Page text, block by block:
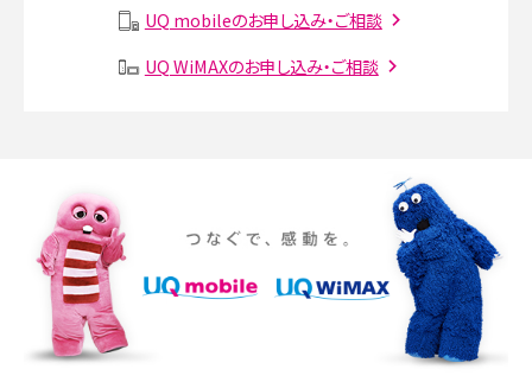
SMSとは？料金やできること、注意点や届かない時の対処法を解説
iPhone 16eとiPhone SE（第3世代）の違いは？サイズやスペックを比較して解説
iPhone 16eとiPhone 14を徹底比較！スペック・機能の違いをわかりやすく紹介
iPhone 16シリーズのモデルを比較！価格・サイズ・カメラ性能の違いを徹底解説
iPhone 16とiPhone 15の違いは？カメラ・スペック・機能を徹底比較
UQ mobileのお申し込み・ご相談
UQ WiMAXのお申し込み・ご相談